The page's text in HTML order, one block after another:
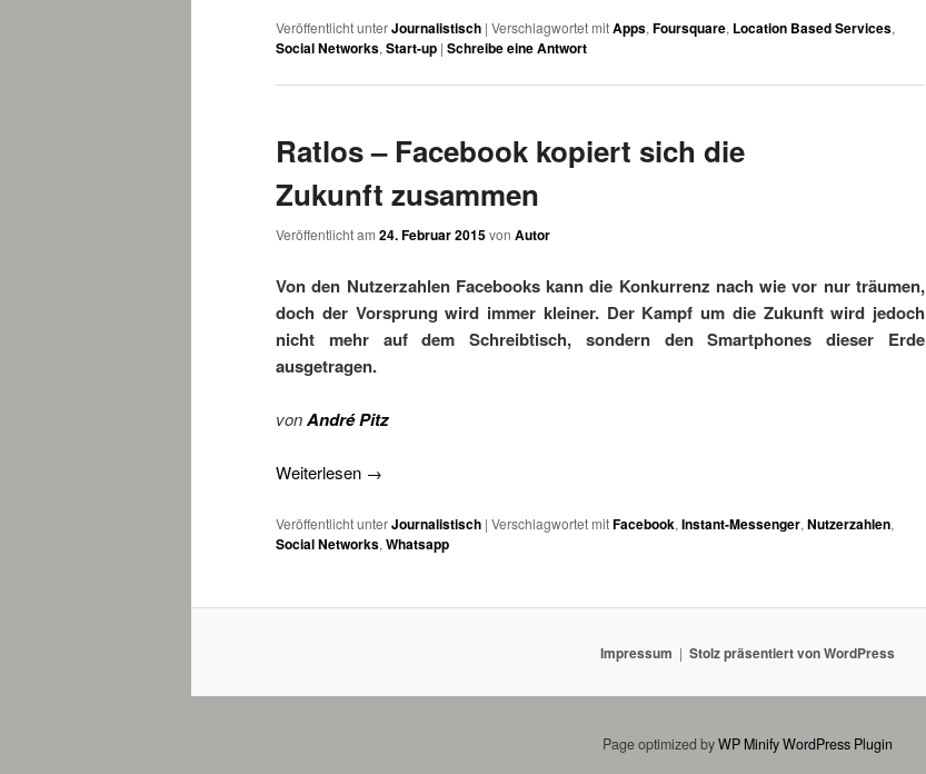
Veröffentlicht unterJournalistisch | Verschlagwortet mitApps, Foursquare, Location Based Services,
Social Networks, Start-up | Schreibe eine Antwort
Ratlos – Facebook kopiert sich die
Zukunft zusammen
Veröffentlicht am 24. Februar 2015von Autor
Von den Nutzerzahlen Facebooks kann die Konkurrenz nach wie vor nur träumen,
doch der Vorsprung wird immer kleiner. Der Kampf um die Zukunft wird jedoch
nicht mehr auf dem Schreibtisch, sondern den Smartphones dieser Erde
ausgetragen.
vonAndré Pitz
Weiterlesen →
Veröffentlicht unterJournalistisch | Verschlagwortet mitFacebook, Instant-Messenger, Nutzerzahlen,
Social Networks, Whatsapp
Impressum Stolz präsentiert von WordPress
Page optimized byWP MinifyWordPress Plugin